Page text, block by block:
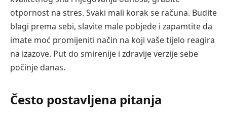
otpornost na stres. Svaki mali korak se računa. Budite
blagi prema sebi, slavite male pobjede i zapamtite da
imate moć promijeniti način na koji vaše tijelo reagira
na izazove. Put do smirenije i zdravije verzije sebe
počinje danas.
Često postavljena pitanja